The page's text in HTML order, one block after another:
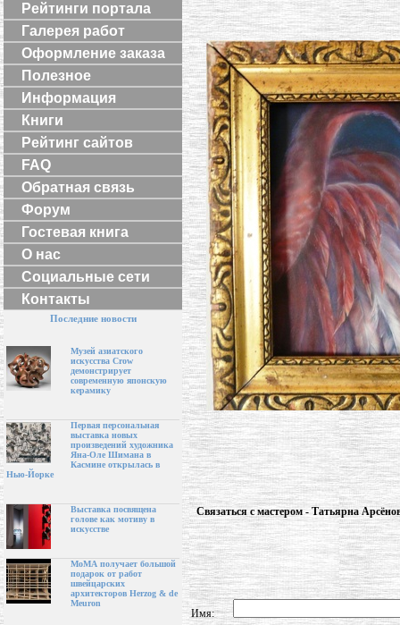
Рейтинги портала
Галерея работ
Оформление заказа
Полезное
Информация
Книги
Рейтинг сайтов
FAQ
Обратная связь
Форум
Гостевая книга
О нас
Социальные сети
Контакты
Последние новости
Музей азиатского
искусства Crow
демонстрирует
современную японскую
керамику
Первая персональная
выставка новых
произведений художника
Яна-Оле Шимана в
Касмине открылась в
Нью-Йорке
Выставка посвящена
голове как мотиву в
искусстве
МоМА получает большой
подарок от работ
швейцарских
архитекторов Herzog & de
Meuron
Связаться с мастером - Татьярна
Имя: